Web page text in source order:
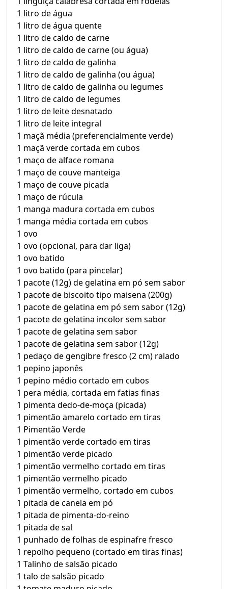
1 litro de água
1 litro de água quente
1 litro de caldo de carne
1 litro de caldo de carne (ou água)
1 litro de caldo de galinha
1 litro de caldo de galinha (ou água)
1 litro de caldo de galinha ou legumes
1 litro de caldo de legumes
1 litro de leite desnatado
1 litro de leite integral
1 maçã média (preferencialmente verde)
1 maçã verde cortada em cubos
1 maço de alface romana
1 maço de couve manteiga
1 maço de couve picada
1 maço de rúcula
1 manga madura cortada em cubos
1 manga média cortada em cubos
1 ovo
1 ovo (opcional, para dar liga)
1 ovo batido
1 ovo batido (para pincelar)
1 pacote (12g) de gelatina em pó sem sabor
1 pacote de biscoito tipo maisena (200g)
1 pacote de gelatina em pó sem sabor (12g)
1 pacote de gelatina incolor sem sabor
1 pacote de gelatina sem sabor
1 pacote de gelatina sem sabor (12g)
1 pedaço de gengibre fresco (2 cm) ralado
1 pepino japonês
1 pepino médio cortado em cubos
1 pera média, cortada em fatias finas
1 pimenta dedo-de-moça (picada)
1 pimentão amarelo cortado em tiras
1 Pimentão Verde
1 pimentão verde cortado em tiras
1 pimentão verde picado
1 pimentão vermelho cortado em tiras
1 pimentão vermelho picado
1 pimentão vermelho, cortado em cubos
1 pitada de canela em pó
1 pitada de pimenta-do-reino
1 pitada de sal
1 punhado de folhas de espinafre fresco
1 repolho pequeno (cortado em tiras finas)
1 Talinho de salsão picado
1 talo de salsão picado